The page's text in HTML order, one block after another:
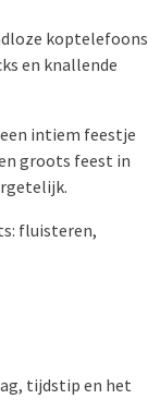
koptelefoons
en knallende
intiem feestje
groots feest in
fluisteren,
tijdstip en het